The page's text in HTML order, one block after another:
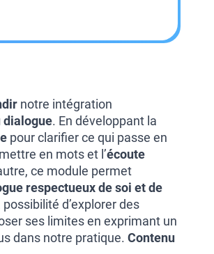
notre intégration
dialogue. En développant la
pour clarifier ce qui passe en
en mots et l’écoute
ce module permet
respectueux de soi et de
d’explorer des
ses limites en exprimant un
dans notre pratique. Contenu